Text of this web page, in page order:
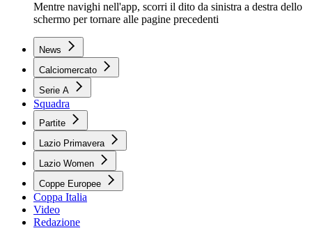
Mentre navighi nell'app, scorri il dito da sinistra a destra dello
schermo per tornare alle pagine precedenti
News
Calciomercato
Serie A
Squadra
Partite
Lazio Primavera
Lazio Women
Coppe Europee
Coppa Italia
Video
Redazione